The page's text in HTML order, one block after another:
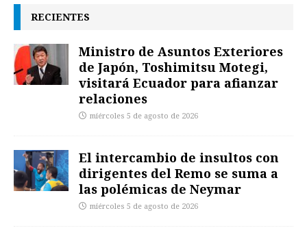
RECIENTES
Ministro de Asuntos Exteriores
de Japón, Toshimitsu Motegi,
visitará Ecuador para afianzar
relaciones
miércoles 5 de agosto de 2026
El intercambio de insultos con
dirigentes del Remo se suma a
las polémicas de Neymar
miércoles 5 de agosto de 2026